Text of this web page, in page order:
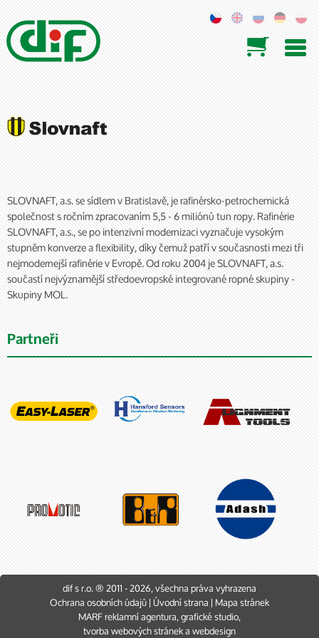

SLOVNAFT, a.s. se sídlem v Bratislavě, je rafinérsko-petrochemická
společnost s ročním zpracovaním 5,5 - 6 miliónů tun ropy. Rafinérie
SLOVNAFT, a.s., se po intenzivní modernizaci vyznačuje vysokým
stupněm konverze a flexibility, díky čemuž patří v současnosti mezi tři
nejmodernejší rafinérie v Evropě. Od roku 2004 je SLOVNAFT, a.s.
součastí nejvýznamější středoevropské integrované ropné skupiny -
Skupiny MOL.
Partneři
dif s r.o. ® 2011 - 2026, všechna práva vyhrazena
Ochrana osobních údajů|Úvodní strana|Mapa stránek
MARFreklamní agentura,grafické studio,
tvorba webových stránekawebdesign